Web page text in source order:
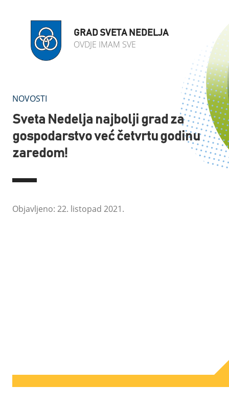
GRAD SVETA NEDELJA
OVDJE IMAM SVE
NOVOSTI
Sveta Nedelja najbolji grad za
gospodarstvo već četvrtu godinu
zaredom!
Objavljeno: 22. listopad 2021.